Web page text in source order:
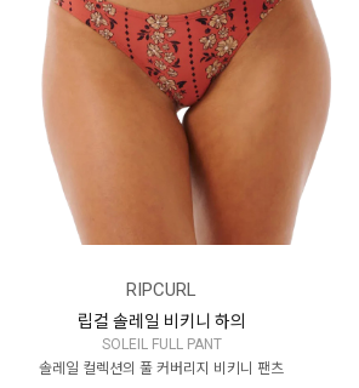
RIPCURL
립컬 솔레일 비키니 하의
SOLEIL FULL PANT
솔레일 컬렉션의 풀 커버리지 비키니 팬츠